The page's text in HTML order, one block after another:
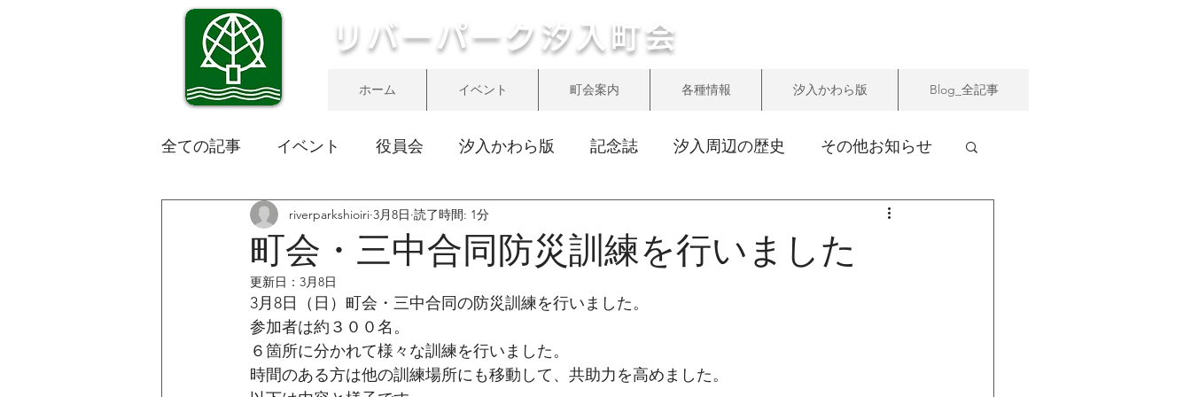
リバーパーク汐入町会
ホーム イベント 町会案内 各種情報 汐入かわら版 Blog_全記事
全ての記事 イベント 役員会 汐入かわら版 記念誌 汐入周辺の歴史 その他お知らせ
町会・三中合同防災訓練を行いました
riverparkshioiri 3月8日 読了時間: 1分
更新日： 3月8日
3月8日（日）町会・三中合同の防災訓練を行いました。
参加者は約３００名。
６箇所に分かれて様々な訓練を行いました。
時間のある方は他の訓練場所にも移動して、共助力を高めました。